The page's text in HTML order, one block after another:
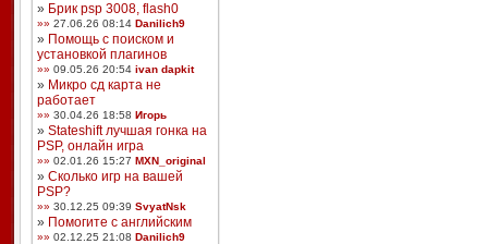
» Брик psp 3008, flash0
»» 27.06.26 08:14 Danilich9
» Помощь с поиском и
установкой плагинов
»» 09.05.26 20:54 ivan dapkit
» Микро сд карта не
работает
»» 30.04.26 18:58 Игорь
» Stateshift лучшая гонка на
PSP, онлайн игра
»» 02.01.26 15:27 MXN_original
» Сколько игр на вашей
PSP?
»» 30.12.25 09:39 SvyatNsk
» Помогите с английским
»» 02.12.25 21:08 Danilich9